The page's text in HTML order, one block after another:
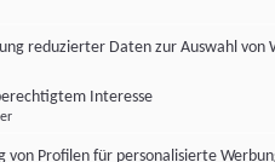
reduzierter Daten zur Auswahl von
Interesse
von Profilen für personalisierte